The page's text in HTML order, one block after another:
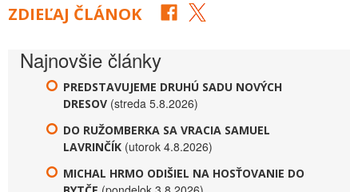
ZDIEĽAJ ČLÁNOK
Najnovšie články
PREDSTAVUJEME DRUHÚ SADU NOVÝCH
DRESOV (streda 5.8.2026)
DO RUŽOMBERKA SA VRACIA SAMUEL
LAVRINČÍK (utorok 4.8.2026)
MICHAL HRMO ODIŠIEL NA HOSŤOVANIE DO